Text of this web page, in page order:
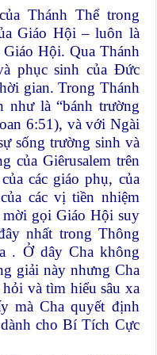
Thánh Thể trong
Giáo Hội – luôn là
Hội. Qua Thánh
phục sinh của Đức
gian. Trong Thánh
như là “bánh trường
6:51), và với Ngài
sống trường sinh và
của Giêrusalem trên
các giáo phụ, của
các vị tiền nhiệm
mời gọi Giáo Hội suy
nhất trong Thông
. Ở dây Cha không
giải này nhưng Cha
và tìm hiểu sâu xa
mà Cha quyết định
cho Bí Tích Cực